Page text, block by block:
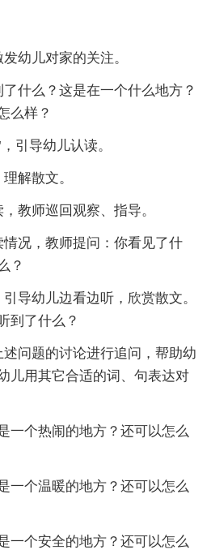
幼儿对家的关注。
了什么？这是在一个什么地方？
么样？
引导幼儿认读。
解散文。
，教师巡回观察、指导。
情况，教师提问：你看见了什
？
引导幼儿边看边听，欣赏散文。
到了什么？
述问题的讨论进行追问，帮助幼
儿用其它合适的词、句表达对
一个热闹的地方？还可以怎么
一个温暖的地方？还可以怎么
一个安全的地方？还可以怎么